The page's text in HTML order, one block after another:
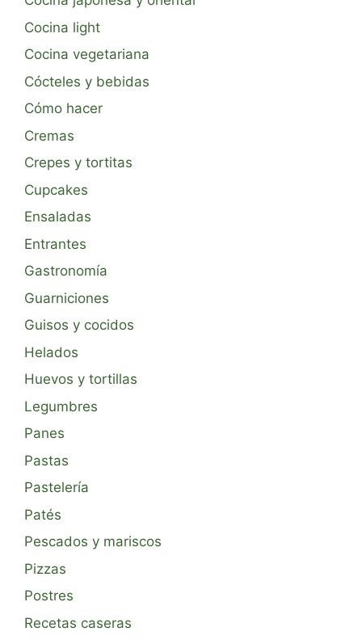
Cocina light
Cocina vegetariana
Cócteles y bebidas
Cómo hacer
Cremas
Crepes y tortitas
Cupcakes
Ensaladas
Entrantes
Gastronomía
Guarniciones
Guisos y cocidos
Helados
Huevos y tortillas
Legumbres
Panes
Pastas
Pastelería
Patés
Pescados y mariscos
Pizzas
Postres
Recetas caseras